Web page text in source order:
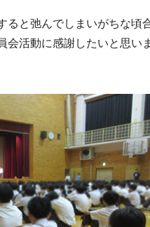
と弛んでしまいがちな頃
活動に感謝したいと思い